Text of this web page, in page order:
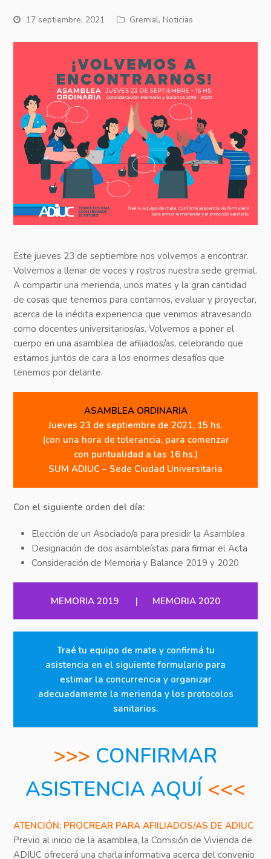
17 septiembre, 2021 Gremial, Noticias
Este jueves 23 de septiembre nos volvemos a encontrar.
Volvemos a llenar de voces y rostros nuestra sede gremial.
A compartir una merienda, unos mates y la gran cantidad
de cosas que tenemos para contarnos, evaluar y proyectar,
acerca de la inédita experiencia que venimos atravesando
como docentes universitarios/as. Volvemos a poner el
cuerpo en una asamblea de afiliados/as, celebrando que
estamos juntos de cara a los enormes desafíos que
tenemos por delante.
ASAMBLEA ORDINARIA
Jueves 23 de septiembre de 2021, 15 hs.
(con una hora de tolerancia, para comenzar
con puntualidad a las 16 hs.)
SUM ADIUC – Sede Ciudad Universitaria
Con el siguiente orden del día:
Elección de un Asociado/a para presidir la Asamblea
Designación de dos asambleístas para firmar el Acta
Consideración de Memoria y Balance 2019 y 2020
MEMORIA 2019 | MEMORIA 2020
Traé tu equipo de mate y confirmá tu
asistencia en el siguiente formulario para
estimar la concurrencia y organizar
adecuadamente la merienda y los protocolos
sanitarios.
>>> CONFIRMAR
ASISTENCIA AQUÍ <<<
ATENCIÓN: PROCREAR PARA AFIILIADOS/AS DE ADIUC
Previo al inicio de la asamblea, la Comisión de Vivienda de
ADIUC ofrecerá una charla informativa acerca del convenio